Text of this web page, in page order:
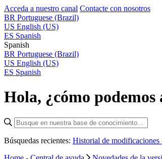
Acceda a nuestro canal Contacte con nosotros
BR Portuguese (Brazil)
US English (US)
ES Spanish
Spanish
BR Portuguese (Brazil)
US English (US)
ES Spanish
Hola, ¿cómo podemos
Búsquedas recientes: Historial de modificaciones